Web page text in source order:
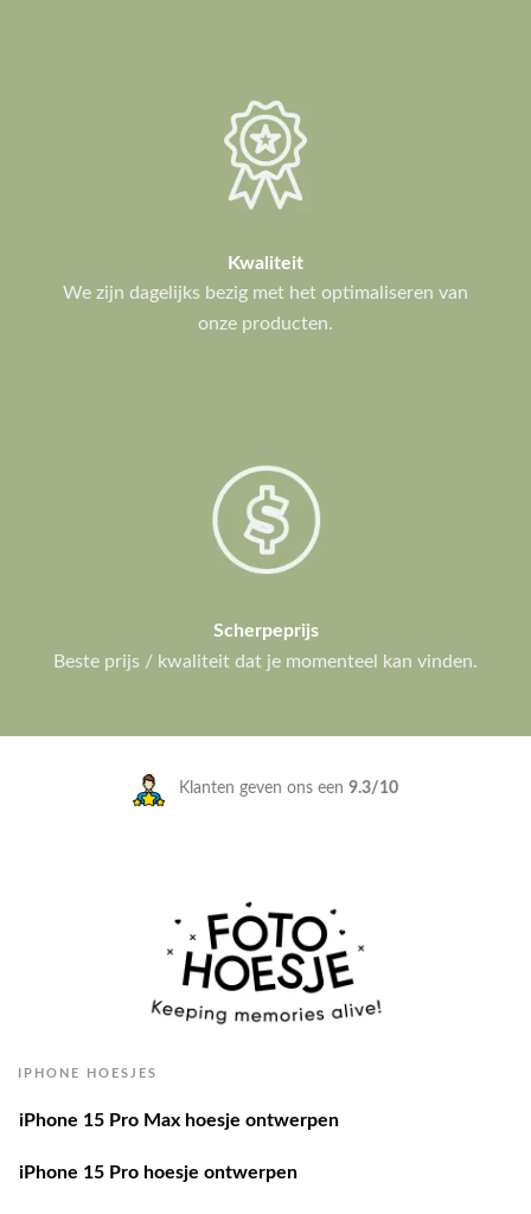
Kwaliteit
We zijn dagelijks bezig met het optimaliseren van
onze producten.
Scherpeprijs
Beste prijs / kwaliteit dat je momenteel kan vinden.
Klanten geven ons een9.3/10
IPHONE HOESJES
iPhone 15 Pro Max hoesje ontwerpen
iPhone 15 Pro hoesje ontwerpen